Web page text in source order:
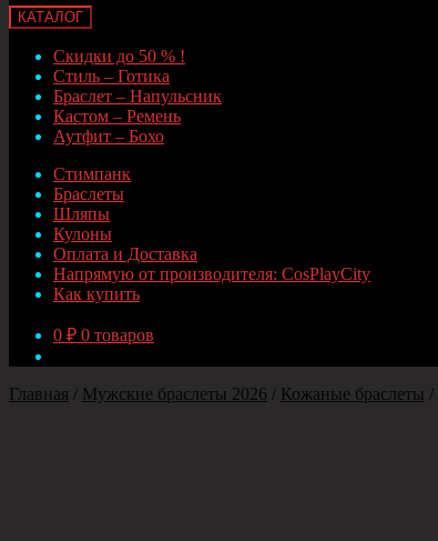
КАТАЛОГ
Скидки до 50 % !
Стиль – Готика
Браслет – Напульсник
Кастом – Ремень
Аутфит – Бохо
Стимпанк
Браслеты
Шляпы
Кулоны
Оплата и Доставка
Напрямую от производителя: CosPlayCity
Как купить
0 ₽ 0 товаров
Главная / Мужские браслеты 2026 / Кожаные браслеты /